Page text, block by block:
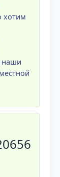
хотим
наши